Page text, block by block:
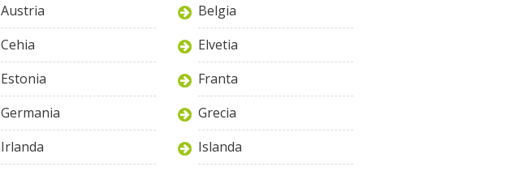
Austria
Belgia
Cehia
Elvetia
Estonia
Franta
Germania
Grecia
Irlanda
Islanda